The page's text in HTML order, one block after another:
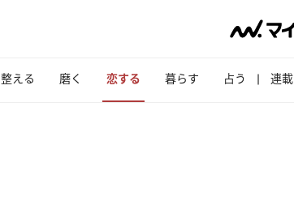
整える 磨く 恋する 暮らす 占う 連載